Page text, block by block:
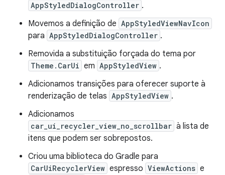
AppStyledDialogController .
Movemos a definição de AppStyledViewNavIcon
para AppStyledDialogController .
Removida a substituição forçada do tema por
Theme.CarUi em AppStyledView .
Adicionamos transições para oferecer suporte à
renderização de telas AppStyledView .
Adicionamos
car_ui_recycler_view_no_scrollbar à lista de
itens que podem ser sobrepostos.
Criou uma biblioteca do Gradle para
CarUiRecyclerView espresso ViewActions e